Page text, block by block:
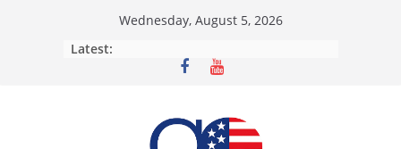
Wednesday, August 5, 2026
Latest: